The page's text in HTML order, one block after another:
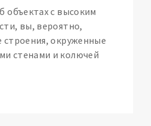
объектах с высоким
вы, вероятно,
строения, окруженные
стенами и колючей